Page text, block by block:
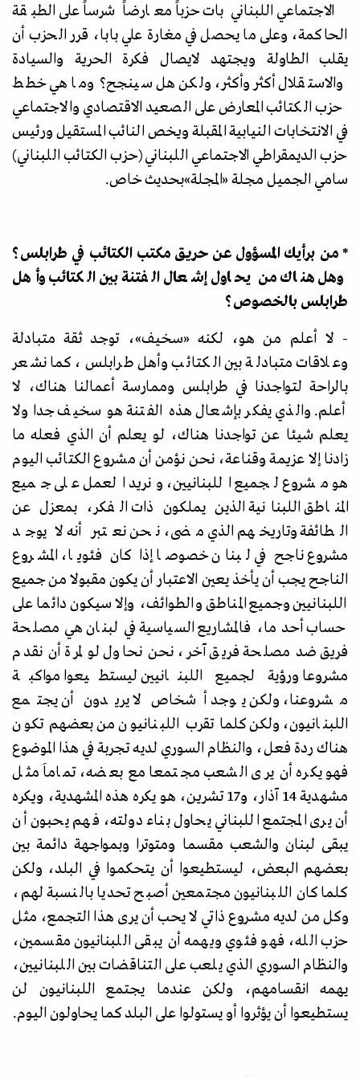
الاجتماعي اللبناني بات حزباً معارضاً شرساً على الطبقة
الحاكمة، وعلى ما يحصل في مغارة علي بابا، قرر الحزب أن
يقلب الطاولة ويجتهد لايصال فكرة الحرية والسيادة
والاستقلال أكثر وأكثر، ولكن هل سينجح؟ وما هي خطط
حزب الكتائب المعارض على الصعيد الاقتصادي والاجتماعي
في الانتخابات النيابية المقبلة ويخص النائب المستقيل ورئيس
حزب الديمقراطي الاجتماعي اللبناني (حزب الكتائب اللبناني)
سامي الجميل مجلة«المجلة»بحديث خاص.
* من برأيك المسؤول عن حريق مكتب الكتائب في طرابلس؟
وهل هناك من يحاول إشعال الفتنة بين الكتائب وأهل
طرابلس بالخصوص؟
- لا أعلم من هو، لكنه«سخيف»، توجد ثقة متبادلة
وعلاقات متبادلة بين الكتائب وأهل طرابلس، كما نشعر
بالراحة لتواجدنا في طرابلس وممارسة أعمالنا هناك، لا
أعلم. والذي يفكر بإشعال هذه الفتنة هو سخيف جدا ولا
يعلم شيئا عن تواجدنا هناك، لو يعلم أن الذي فعله ما
زادنا إلا عزيمة وقناعة، نحن نؤمن أن مشروع الكتائب اليوم
هو مشروع لجميع اللبنانيين، ونريد العمل على جميع
المناطق اللبنانية الذين يملكون ذات الفكر، بمعزل عن
الطائفة وتاريخهم الذي مضى، نحن نعتبر أنه لا يوجد
مشروع ناجح في لبنان خصوصا إذا كان فئويا، المشروع
الناجح يجب أن يأخذ يعين الاعتبار أن يكون مقبولا من جميع
اللبنانيين وجميع المناطق والطوائف، وإلا سيكون دائما على
حساب أحد ما، فالمشاريع السياسية في لبنان هي مصلحة
فريق ضد مصلحة فريق آخر، نحن نحاول لو لمرة أن نقدم
مشروعا ورؤية لجميع اللبنانيين ليستطيعوا مواكبة
مشروعنا، ولكن يوجد أشخاص لا يريدون أن يجتمع
اللبنانيون، ولكن كلما تقرب اللبنانيون من بعضهم تكون
هناك ردة فعل، والنظام السوري لديه تجربة في هذا الموضوع
فهو يكره أن يرى الشعب مجتمعا مع بعضه، تماماَ مثل
مشهدية 14 آذار، و17 تشرين، هو يكره هذه المشهدية، ويكره
أن يرى المجتمع اللبناني يحاول بناء دولته، فهم يحبون أن
يبقى لبنان والشعب مقسما ومتوترا وبمواجهة دائمة بين
بعضهم البعض، ليستطيعوا أن يتحكموا في البلد، ولكن
كلما كان اللبنانيون مجتمعين أصبح تحديا بالنسبة لهم،
وكل من لديه مشروع ذاتي لا يحب أن يرى هذا التجمع، مثل
حزب الله، فهو فئوي ويهمه أن يبقى اللبنانيون مقسمين،
والنظام السوري الذي يلعب على التناقضات بين اللبنانيين،
يهمه انقسامهم، ولكن عندما يجتمع اللبنانيون لن
يستطيعوا أن يؤثروا أو يستولوا على البلد كما يحاولون اليوم.